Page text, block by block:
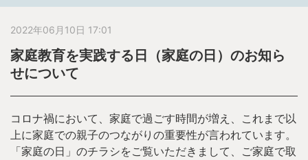
2022年06月10日 17:01
家庭教育を実践する日（家庭の日）のお知ら
せについて
コロナ禍において、家庭で過ごす時間が増え、これまで以
上に家庭での親子のつながりの重要性が言われています。
「家庭の日」のチラシをご覧いただきまして、ご家庭で取